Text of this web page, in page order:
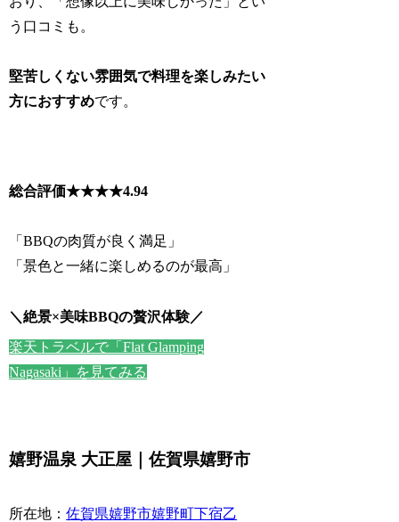
う口コミも。
堅苦しくない雰囲気で料理を楽しみたい
方におすすめです。
総合評価★★★★4.94
「BBQの肉質が良く満足」
「景色と一緒に楽しめるのが最高」
＼絶景×美味BBQの贅沢体験／
楽天トラベルで「Flat Glamping
Nagasaki」を見てみる
嬉野温泉 大正屋｜佐賀県嬉野市
所在地：佐賀県嬉野市嬉野町下宿乙